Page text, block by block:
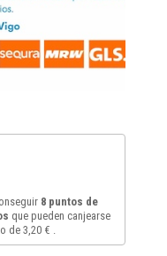
8 puntos de
que pueden canjearse
de 3,20 €